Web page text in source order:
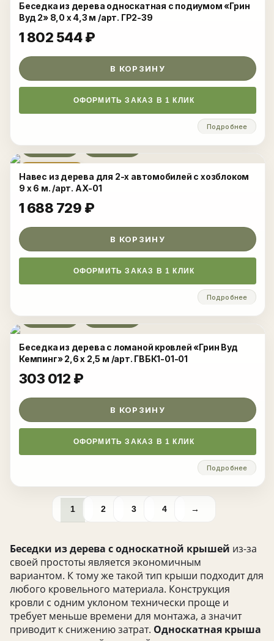
Беседка из дерева односкатная с подиумом «Грин
Вуд 2» 8,0 x 4,3 м /арт. ГР2-39
1 802 544₽
В КОРЗИНУ
ОФОРМИТЬ ЗАКАЗ В 1 КЛИК
Подробнее
Развернуть
Навес из дерева для 2-х автомобилей с хозблоком
9 х 6 м. /арт. АХ-01
1 688 729 ₽
В КОРЗИНУ
ОФОРМИТЬ ЗАКАЗ В 1 КЛИК
Подробнее
Развернуть
Беседка из дерева с ломаной кровлей «Грин Вуд
Кемпинг» 2,6 x 2,5 м /арт. ГВБК1-01-01
303 012 ₽
В КОРЗИНУ
ОФОРМИТЬ ЗАКАЗ В 1 КЛИК
Подробнее
1 2 3 4 →
Беседки из дерева с односкатной крышей из-за
своей простоты является экономичным
вариантом. К тому же такой тип крыши подходит для
любого кровельного материала. Конструкция
кровли с одним уклоном технически проще и
требует меньше времени для монтажа, а значит
приводит к снижению затрат. Односкатная крыша